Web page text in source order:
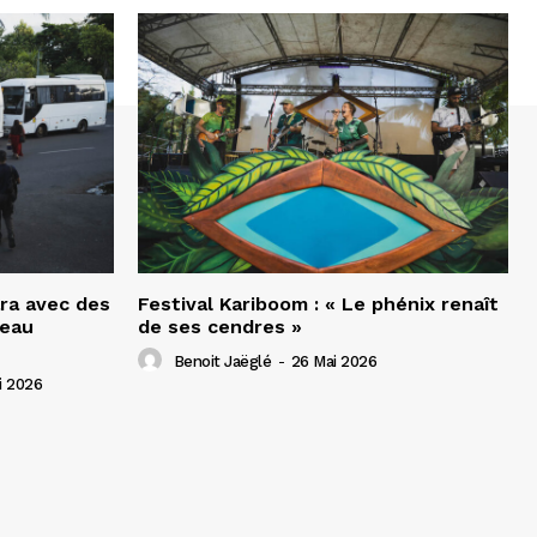
avec des
2026
Festival Kariboom : « Le phénix renaît
de ses cendres »
Benoit Jaëglé - 26 Mai 2026